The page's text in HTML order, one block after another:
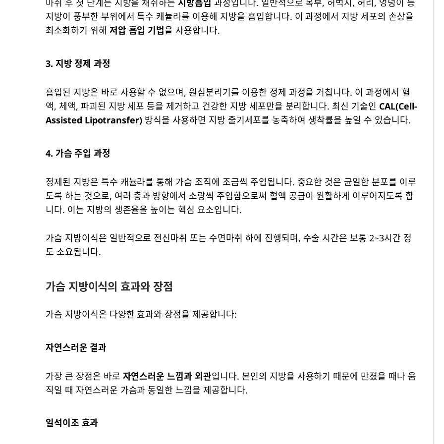
마취 후 첫 단계는 지방을 채취하는지방흡입 과정입니다. 일반적으로 복부, 허벅지, 허리, 엉덩이 등
지방이 풍부한 부위에서 특수 캐뉼라를 이용해 지방을 흡입합니다. 이 과정에서 지방 세포의 손상을
최소화하기 위해 저압 흡입 기법을 사용합니다.
3. 지방 정제 과정
흡입된 지방은 바로 사용할 수 없으며, 원심분리기를 이용한 정제 과정을 거칩니다. 이 과정에서 혈
액, 체액, 파괴된 지방 세포 등을 제거하고 건강한 지방 세포만을 분리합니다. 최신 기술인 CAL(Cell-
Assisted Lipotransfer) 방식을 사용하면 지방 줄기세포를 농축하여 생착률을 높일 수 있습니다.
4. 가슴 주입 과정
정제된 지방은 특수 캐뉼라를 통해 가슴 조직에 조금씩 주입됩니다. 중요한 것은 균일한 분포를 이루
도록 하는 것으로, 여러 층과 방향에서 소량씩 주입함으로써 혈액 공급이 원활하게 이루어지도록 합
니다. 이는 지방의 생존율을 높이는 핵심 요소입니다.
가슴 지방이식은 일반적으로 전신마취 또는 수면마취 하에 진행되며, 수술 시간은 보통 2~3시간 정
도 소요됩니다.
가슴 지방이식의 효과와 장점
가슴 지방이식은 다양한 효과와 장점을 제공합니다:
자연스러운 결과
가장 큰 장점은 바로 자연스러운 느낌과 외관입니다. 본인의 지방을 사용하기 때문에 만졌을 때나 움
직일 때 자연스러운 가슴과 동일한 느낌을 제공합니다.
일석이조 효과